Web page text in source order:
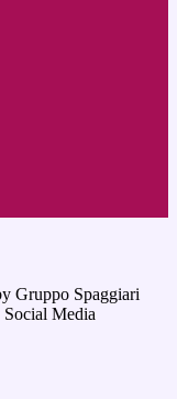
Gruppo Spaggiari
Media